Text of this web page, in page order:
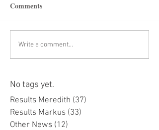
Comments
Write a comment...
No tags yet.
Results Meredith (37)
Results Markus (33)
Other News (12)